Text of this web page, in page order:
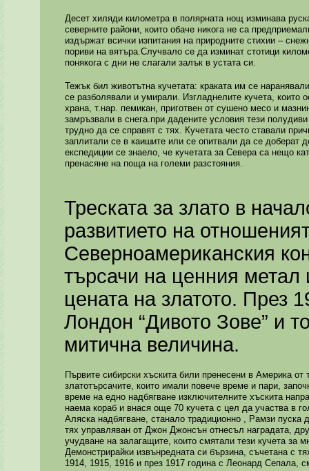
Десет хиляди километра в полярната нощ изминава
северните райони, които обаче никога не са
издържат всички изпитания на природните стихии –
пориви на вятъра.Случвало се да изминат стотици
понякога с дни не слагали залък в устата си.
Тежък бил животътна кучетата: краката им се
се разболявали и умирали. Изгладнелите кучета,
храна, т.нар. пемикан, приготвен от сушено месо и
замръзвали в снега.при дадените условия тези
трудно да се справят с тях. Кучетата често ставали
заплитали се в каишите или се опитвали да се доберат
експедиции се знаело, че кучетата за Севера са нещо
пренасяне на поща на големи разстояния.
Треската за злато в
развитието на
Северноамериканския
търсачи на ценния метал
цената на златото. През
Лондон “Дивото Зове” и
митична величина.
Първите сибирски хъскита били пренесени в Америка
златотърсачите, които имали повече време и пари,
време на едно надбягване изключителните хъскита
наема кораб и внася още 70 кучета с цел да участва в
Аляска надбягване, станало традиционно , Рамзи пуска
тях управляван от Джон Джонсън отнесъл наградата,
учудване на залагащите, които смятали тези кучета
Демонстрирайки извънредната си бързина, съчетана с
1914, 1915, 1916 и през 1917 година с Леонард Сепала,